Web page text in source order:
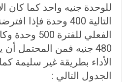
للوحدة جنيه واحد كما كان
التالية 400 وحدة فإذا
الفعلي
480 جنيه فمن المحتمل أن
الأداء بطريقة غير سليمة
الجدول التالي :